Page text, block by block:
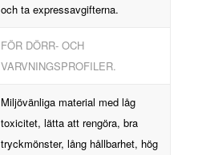
och ta expressavgifterna.
FÖR DÖRR- OCH
VARVNINGSPROFILER.
Miljövänliga material med låg
toxicitet, lätta att rengöra, bra
tryckmönster, lång hållbarhet, hög